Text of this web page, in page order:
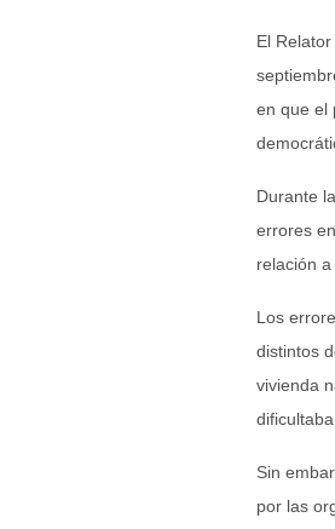
El
en que el
Durante
errores
relación
Los
distintos
vivienda
Sin
por las